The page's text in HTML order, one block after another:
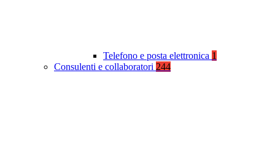
Telefono e posta elettronica 1
Consulenti e collaboratori 244